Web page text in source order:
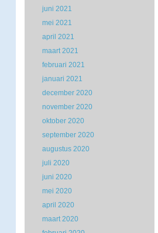
juni 2021
mei 2021
april 2021
maart 2021
februari 2021
januari 2021
december 2020
november 2020
oktober 2020
september 2020
augustus 2020
juli 2020
juni 2020
mei 2020
april 2020
maart 2020